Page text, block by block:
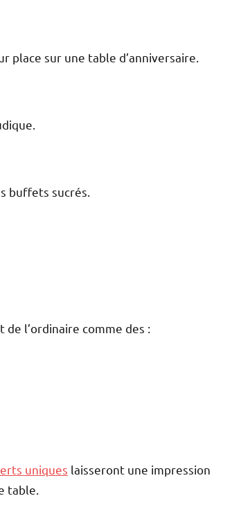
place sur une table d’anniversaire.
buffets sucrés.
l’ordinaire comme des :
uniques laisseront une impression
table.